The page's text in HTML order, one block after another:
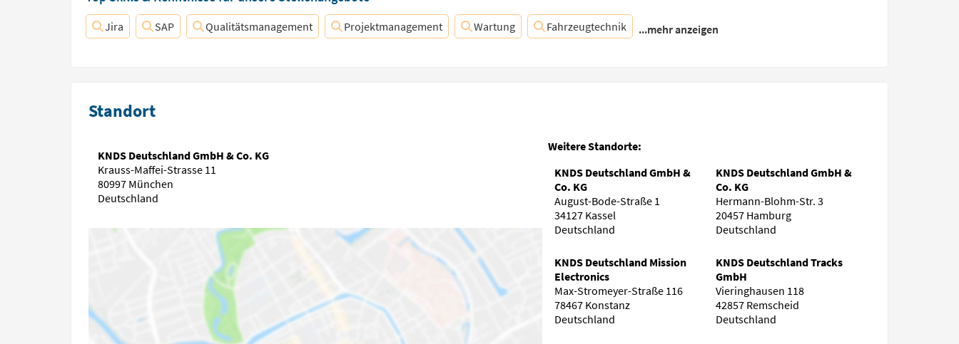
Jira SAP Qualitätsmanagement Projektmanagement Wartung Fahrzeugtechnik ...mehr anzeigen
Standort
KNDS Deutschland GmbH & Co. KG
Krauss-Maffei-Strasse 11
80997 München
Deutschland
Weitere Standorte:
KNDS Deutschland GmbH &
Co. KG
August-Bode-Straße 1
34127 Kassel
Deutschland
KNDS Deutschland GmbH &
Co. KG
Hermann-Blohm-Str. 3
20457 Hamburg
Deutschland
KNDS Deutschland Mission
Electronics
Max-Stromeyer-Straße 116
78467 Konstanz
Deutschland
KNDS Deutschland Tracks
GmbH
Vieringhausen 118
42857 Remscheid
Deutschland